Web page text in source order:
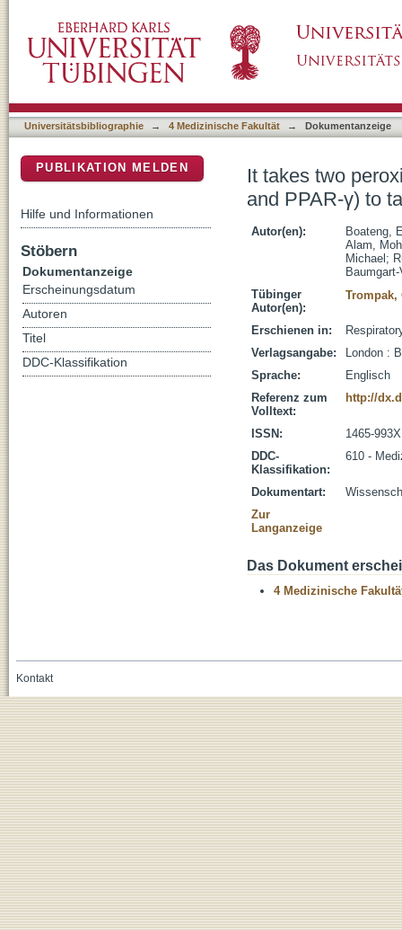
idiopathic pulmonary fibrosis
Universitätsbibliographie → 4 Medizinische Fakultät → Dokumentanzeige
It takes two
and PPAR-γ) to
Autor(en):
Boateng,
Alam,
Michael ;
Tübinger
Autor(en):
Trompak,
Erschienen in:
Verlagsangabe:
London :
Sprache:
Englisch
Referenz zum
Volltext:
http://
ISSN:
1465-993X
DDC-
Klassifikation:
610 -
Dokumentart:
Zur
Langanzeige
Das Dokument
4 Medizinische
PUBLIKATION MELDEN
Hilfe und Informationen
Stöbern
Dokumentanzeige
Erscheinungsdatum
Autoren
Titel
DDC-Klassifikation
Kontakt